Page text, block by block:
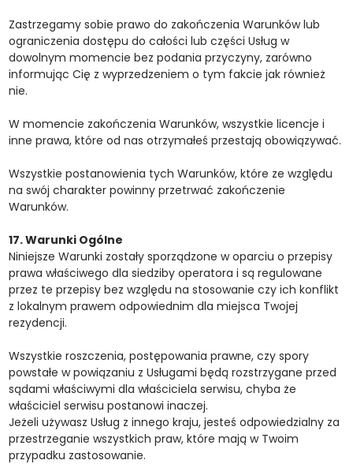
Zastrzegamy sobie prawo do zakończenia Warunków lub
ograniczenia dostępu do całości lub części Usług w
dowolnym momencie bez podania przyczyny, zarówno
informując Cię z wyprzedzeniem o tym fakcie jak również
nie.
W momencie zakończenia Warunków, wszystkie licencje i
inne prawa, które od nas otrzymałeś przestają obowiązywać.
Wszystkie postanowienia tych Warunków, które ze względu
na swój charakter powinny przetrwać zakończenie
Warunków.
17. Warunki Ogólne
Niniejsze Warunki zostały sporządzone w oparciu o przepisy
prawa właściwego dla siedziby operatora i są regulowane
przez te przepisy bez względu na stosowanie czy ich konflikt
z lokalnym prawem odpowiednim dla miejsca Twojej
rezydencji.
Wszystkie roszczenia, postępowania prawne, czy spory
powstałe w powiązaniu z Usługami będą rozstrzygane przed
sądami właściwymi dla właściciela serwisu, chyba że
właściciel serwisu postanowi inaczej.
Jeżeli używasz Usług z innego kraju, jesteś odpowiedzialny za
przestrzeganie wszystkich praw, które mają w Twoim
przypadku zastosowanie.